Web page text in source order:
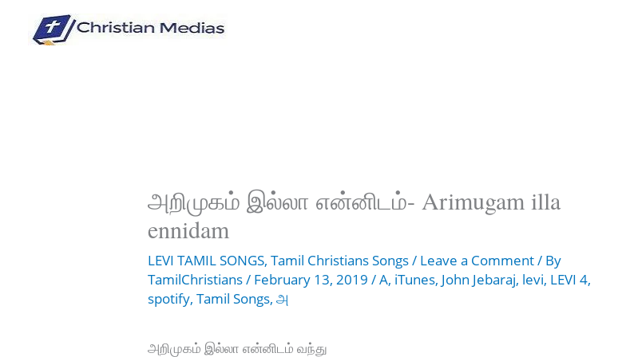
அறிமுகம் இல்லா என்னிடம்- Arimugam illa
ennidam
LEVI TAMIL SONGS,Tamil Christians Songs/ Leave a Comment/ By
TamilChristians/ February 13, 2019/A, iTunes, John Jebaraj, levi, LEVI 4,
spotify,Tamil Songs,அ
அறிமுகம் இல்லா என்னிடம் வந்து